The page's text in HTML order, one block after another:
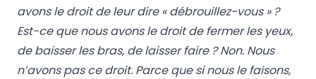
avons le droit de leur dire « débrouillez-vous » ?
Est-ce que nous avons le droit de fermer les yeux,
de baisser les bras, de laisser faire ? Non. Nous
n’avons pas ce droit. Parce que si nous le faisons,